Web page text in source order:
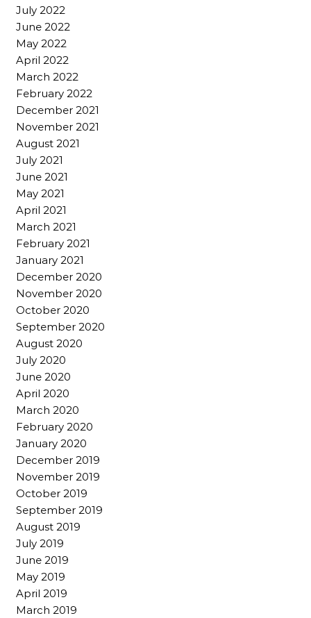
July 2022
June 2022
May 2022
April 2022
March 2022
February 2022
December 2021
November 2021
August 2021
July 2021
June 2021
May 2021
April 2021
March 2021
February 2021
January 2021
December 2020
November 2020
October 2020
September 2020
August 2020
July 2020
June 2020
April 2020
March 2020
February 2020
January 2020
December 2019
November 2019
October 2019
September 2019
August 2019
July 2019
June 2019
May 2019
April 2019
March 2019